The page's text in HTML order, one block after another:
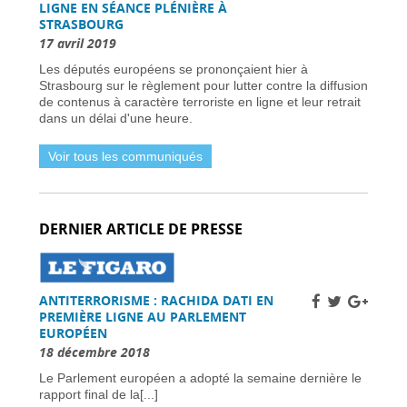
candidats - 31 mars 2026
Dernière chance pour les skieurs cette saison -
31 mars 2026
Vol Ryanair : des passagers bloqués en France
à cause des retards de l’EES -31 mars 2026
Air France-KLM augmente les tarifs long-
courrier face à la crise pétrolière du Moyen-
Orient -30 mars 2026
Nationaux britanniques à double nationalité:
défis de renouvellement de passeport dans le
L’extrême droite et la gauche enregistrent des
gains importants - 30 mars 2026
Sénat français approuve la loi sur l’ANPR pour
renforcer les moyens de lutte contre la
criminalité -29 mars 2026
Femme britannique disparue à Nîmes
retrouvée saine et sauve en Italie -
2026
Un chauffeur routier condamné à 11 700 €
d’amende en France pour fraude systématique
aux péages autoroutiers -29 mars 2026
LIGNE EN SÉANCE PLÉNIÈRE À
STRASBOURG
17 avril 2019
Les députés européens se prononçaient hier à
Strasbourg sur le règlement pour lutter contre la diffusion
de contenus à caractère terroriste en ligne et leur retrait
dans un délai d'une heure.
Voir tous les communiqués
DERNIER ARTICLE DE PRESSE
ANTITERRORISME : RACHIDA DATI EN
PREMIÈRE LIGNE AU PARLEMENT
EUROPÉEN
18 décembre 2018
Le Parlement européen a adopté la semaine dernière le
rapport final de la[...]